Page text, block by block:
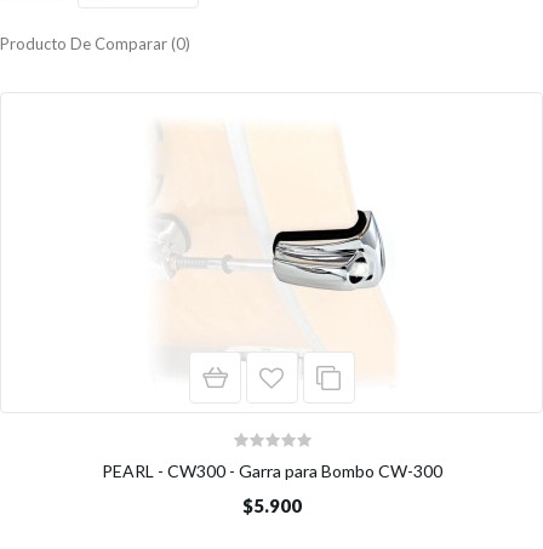
Producto De Comparar (0)
PEARL - CW300 - Garra para Bombo CW-300
$5.900